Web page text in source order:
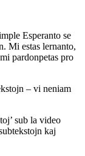
Esperanto se
Mi estas lernanto,
pardonpetas pro
– vi neniam
sub la video
kaj